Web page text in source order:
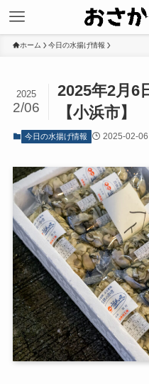
ホーム 今日の水揚げ情報
2025年2月6
【小浜市】
2025
2/06
今日の水揚げ情報 2025-02-06